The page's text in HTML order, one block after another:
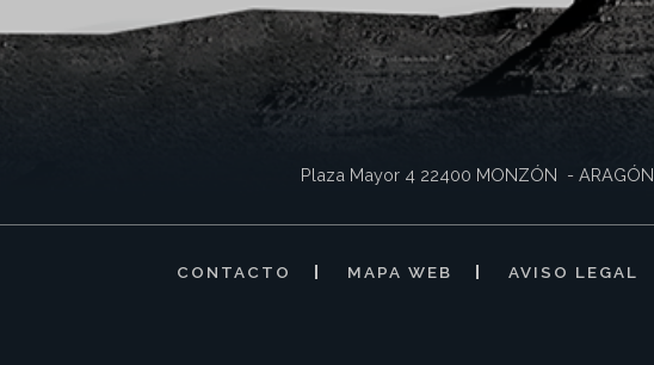
Plaza Mayor 4 22400 MONZÓN - ARAGÓN
CONTACTO MAPA WEB AVISO LEGAL